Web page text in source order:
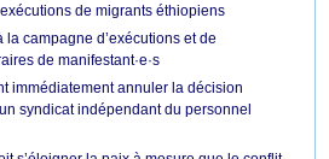
de migrants éthiopiens
la campagne d’exécutions et de
de manifestant·e·s
immédiatement annuler la décision
syndicat indépendant du personnel